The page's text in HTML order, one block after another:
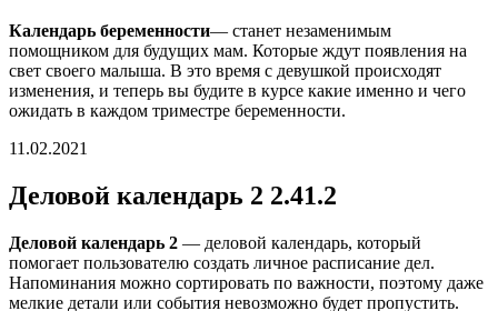
Календарь беременности— станет незаменимым
помощником для будущих мам. Которые ждут появления на
свет своего малыша. В это время с девушкой происходят
изменения, и теперь вы будите в курсе какие именно и чего
ожидать в каждом триместре беременности.
11.02.2021
Деловой календарь 2 2.41.2
Деловой календарь 2 — деловой календарь, который
помогает пользователю создать личное расписание дел.
Напоминания можно сортировать по важности, поэтому даже
мелкие детали или события невозможно будет пропустить.